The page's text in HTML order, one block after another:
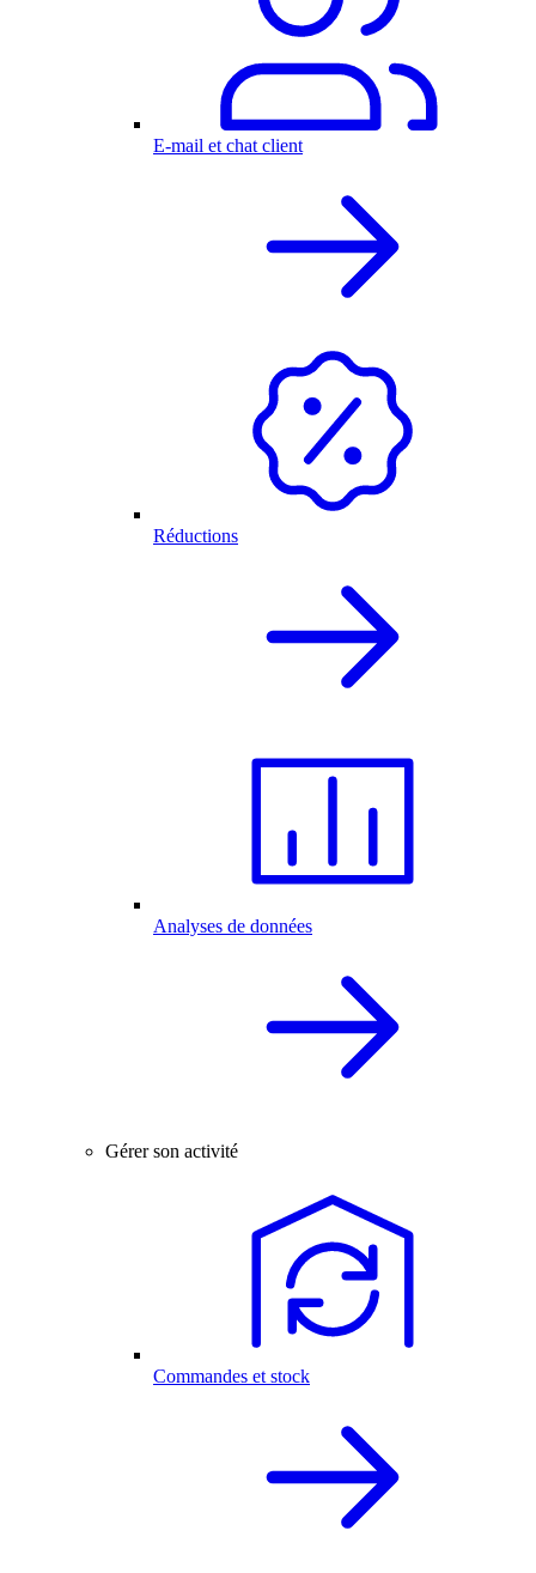
E-mail et chat client
Réductions
Analyses de données
Gérer son activité
Commandes et stock